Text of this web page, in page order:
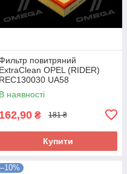
повитряний
ExtraClean OPEL (RIDER)
REC130030 UA58
В наявності
162,90 ₴ 181 ₴
Купити
–10%